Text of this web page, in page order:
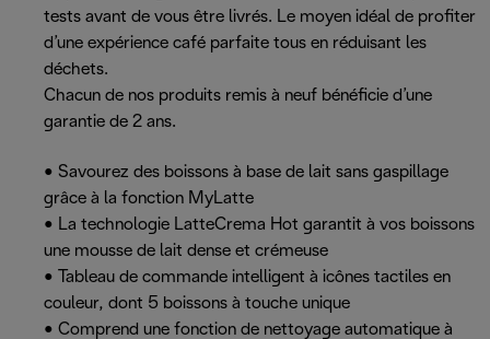
tests avant de vous être livrés. Le moyen idéal de profiter
d’une expérience café parfaite tous en réduisant les
déchets.
Chacun de nos produits remis à neuf bénéficie d’une
garantie de 2 ans.
• Savourez des boissons à base de lait sans gaspillage
grâce à la fonction MyLatte
• La technologie LatteCrema Hot garantit à vos boissons
une mousse de lait dense et crémeuse
• Tableau de commande intelligent à icônes tactiles en
couleur, dont 5 boissons à touche unique
• Comprend une fonction de nettoyage automatique à